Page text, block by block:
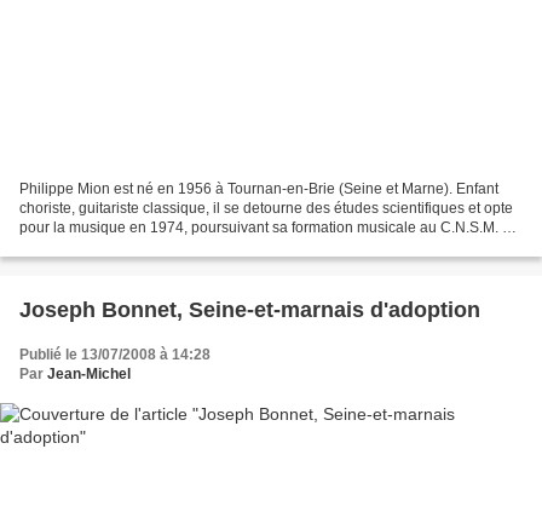
Philippe Mion est né en 1956 à Tournan-en-Brie (Seine et Marne). Enfant
choriste, guitariste classique, il se detourne des études scientifiques et opte
pour la musique en 1974, poursuivant sa formation musicale au C.N.S.M. de
Joseph Bonnet, Seine-et-marnais d'adoption
Publié le 13/07/2008 à 14:28
Par Jean-Michel